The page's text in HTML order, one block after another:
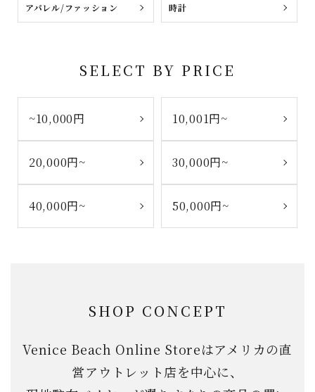
アパレル/ファッション 時計
SELECT BY PRICE
~10,000円 10,001円~
20,000円~ 30,000円~
40,000円~ 50,000円~
SHOP CONCEPT
Venice Beach Online Storeはアメリカの直
営アウトレット店を中心に、